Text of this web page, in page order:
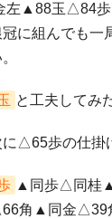
左▲88玉△84
に組んでも一
と工夫してみ
△65歩の仕掛
▲同歩△同桂
角▲同金△39